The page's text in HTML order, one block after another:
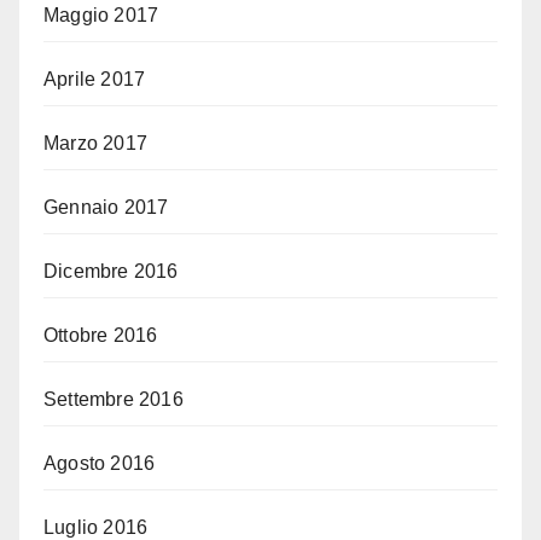
Maggio 2017
Aprile 2017
Marzo 2017
Gennaio 2017
Dicembre 2016
Ottobre 2016
Settembre 2016
Agosto 2016
Luglio 2016